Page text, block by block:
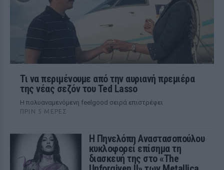
Τι να περιμένουμε από την αυριανή πρεμιέρα
της νέας σεζόν του Ted Lasso
Η πολυαναμενόμενη feelgood σειρά επιστρέφει
ΠΡΙΝ 5 ΜΈΡΕΣ
Η Πηνελόπη Αναστασοπούλου
κυκλοφορεί επίσημα τη
διασκευή της στο «The